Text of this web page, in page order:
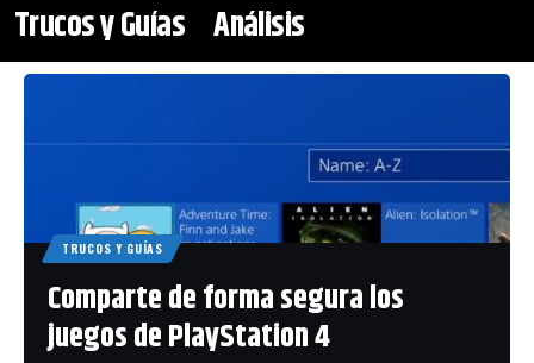
Trucos y Guías Análisis
TRUCOS Y GUÍAS
Comparte de forma segura los
juegos de PlayStation 4